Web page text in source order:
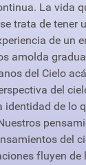
La vida
trata de tener
de un
amolda
del Cielo
del
identidad de lo
del
fluyen de